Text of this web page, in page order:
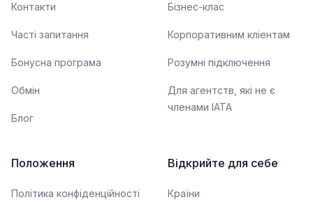
Контакти
Часті запитання
Бонусна програма
Обмін
Блог
Бізнес-клас
Корпоративним кліентам
Розумні підключення
Для агентств, які не є
членами IATA
Положення
Політика конфіденційності
Відкрийте для себе
Країни